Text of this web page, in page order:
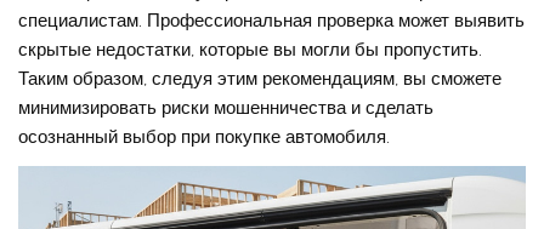
специалистам. Профессиональная проверка может выявить
скрытые недостатки, которые вы могли бы пропустить.
Таким образом, следуя этим рекомендациям, вы сможете
минимизировать риски мошенничества и сделать
осознанный выбор при покупке автомобиля.